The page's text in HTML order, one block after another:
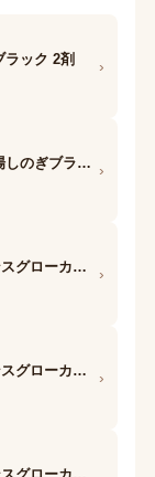
ック 2剤 ›
ホーユー レクシィ 髪色もどし その場しのぎブラック 2剤 ›
カネボウ化粧品 リクイール エッセンスグローカラー (SO5 ダークローズ) 2剤 ›
カネボウ化粧品 リクイール エッセンスグローカラー (SO5 ダークローズ) 1剤 ›